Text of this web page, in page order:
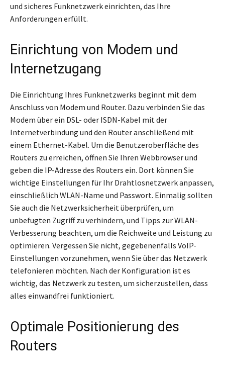
und sicheres Funknetzwerk einrichten, das Ihre
Anforderungen erfüllt.
Einrichtung von Modem und
Internetzugang
Die Einrichtung Ihres Funknetzwerks beginnt mit dem
Anschluss von Modem und Router. Dazu verbinden Sie das
Modem über ein DSL- oder ISDN-Kabel mit der
Internetverbindung und den Router anschließend mit
einem Ethernet-Kabel. Um die Benutzeroberfläche des
Routers zu erreichen, öffnen Sie Ihren Webbrowser und
geben die IP-Adresse des Routers ein. Dort können Sie
wichtige Einstellungen für Ihr Drahtlosnetzwerk anpassen,
einschließlich WLAN-Name und Passwort. Einmalig sollten
Sie auch die Netzwerksicherheit überprüfen, um
unbefugten Zugriff zu verhindern, und Tipps zur WLAN-
Verbesserung beachten, um die Reichweite und Leistung zu
optimieren. Vergessen Sie nicht, gegebenenfalls VoIP-
Einstellungen vorzunehmen, wenn Sie über das Netzwerk
telefonieren möchten. Nach der Konfiguration ist es
wichtig, das Netzwerk zu testen, um sicherzustellen, dass
alles einwandfrei funktioniert.
Optimale Positionierung des
Routers